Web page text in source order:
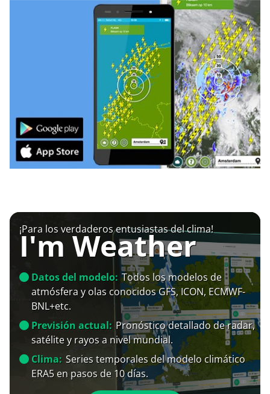
¡Para los verdaderos entusiastas del clima!
I'm Weather
Datos del modelo: Todos los modelos de
atmósfera y olas conocidos GFS, ICON, ECMWF-
BNL+etc.
Previsión actual: Pronóstico detallado de radar,
satélite y rayos a nivel mundial.
Clima: Series temporales del modelo climático
ERA5 en pasos de 10 días.